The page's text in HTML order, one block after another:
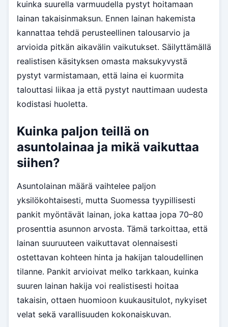
kuinka suurella varmuudella pystyt hoitamaan
lainan takaisinmaksun. Ennen lainan hakemista
kannattaa tehdä perusteellinen talousarvio ja
arvioida pitkän aikavälin vaikutukset. Säilyttämällä
realistisen käsityksen omasta maksukyvystä
pystyt varmistamaan, että laina ei kuormita
talouttasi liikaa ja että pystyt nauttimaan uudesta
kodistasi huoletta.
Kuinka paljon teillä on
asuntolainaa ja mikä vaikuttaa
siihen?
Asuntolainan määrä vaihtelee paljon
yksilökohtaisesti, mutta Suomessa tyypillisesti
pankit myöntävät lainan, joka kattaa jopa 70–80
prosenttia asunnon arvosta. Tämä tarkoittaa, että
lainan suuruuteen vaikuttavat olennaisesti
ostettavan kohteen hinta ja hakijan taloudellinen
tilanne. Pankit arvioivat melko tarkkaan, kuinka
suuren lainan hakija voi realistisesti hoitaa
takaisin, ottaen huomioon kuukausitulot, nykyiset
velat sekä varallisuuden kokonaiskuvan.